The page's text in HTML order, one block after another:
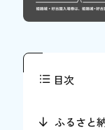
目次
ふるさと